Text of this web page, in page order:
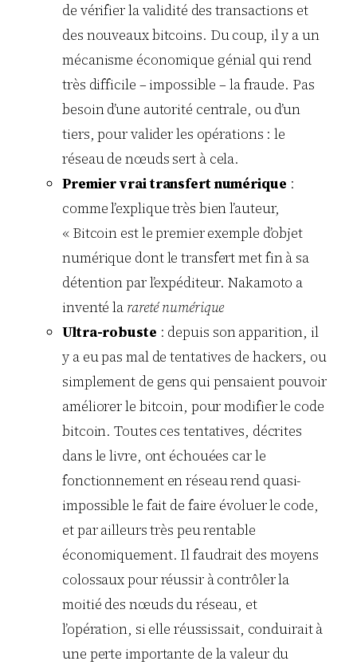
de vérifier la validité des transactions et
des nouveaux bitcoins. Du coup, il y a un
mécanisme économique génial qui rend
très difficile – impossible – la fraude. Pas
besoin d’une autorité centrale, ou d’un
tiers, pour valider les opérations : le
réseau de nœuds sert à cela.
Premier vrai transfert numérique :
comme l’explique très bien l’auteur,
« Bitcoin est le premier exemple d’objet
numérique dont le transfert met fin à sa
détention par l’expéditeur. Nakamoto a
inventé la rareté numérique
Ultra-robuste : depuis son apparition, il
y a eu pas mal de tentatives de hackers, ou
simplement de gens qui pensaient pouvoir
améliorer le bitcoin, pour modifier le code
bitcoin. Toutes ces tentatives, décrites
dans le livre, ont échouées car le
fonctionnement en réseau rend quasi-
impossible le fait de faire évoluer le code,
et par ailleurs très peu rentable
économiquement. Il faudrait des moyens
colossaux pour réussir à contrôler la
moitié des nœuds du réseau, et
l’opération, si elle réussissait, conduirait à
une perte importante de la valeur du